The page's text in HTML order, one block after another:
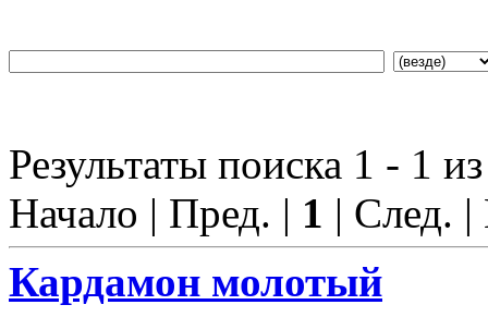
Результаты поиска 1 - 1
Начало | Пред. | 1 | След.
Кардамон молотый